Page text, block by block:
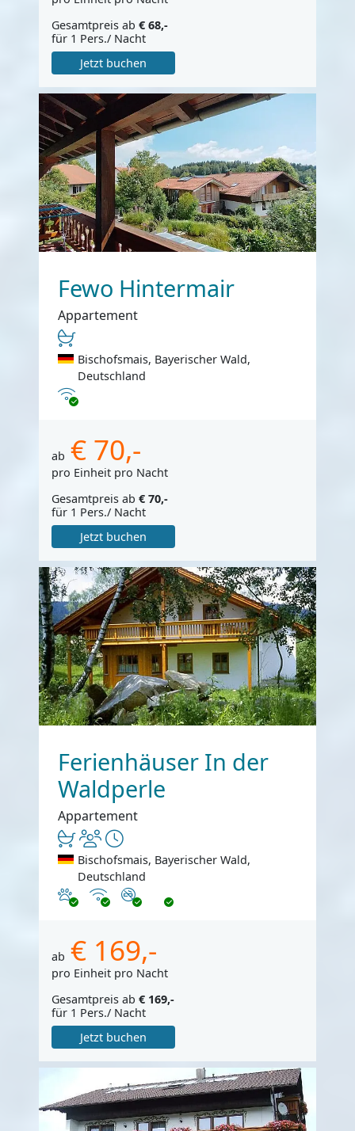
Gesamtpreis ab € 68,-
für 1 Pers./ Nacht
Jetzt buchen
Fewo Hintermair
Appartement
Bischofsmais, Bayerischer Wald,
Deutschland
Internet
ab € 70,-
pro Einheit pro Nacht
Gesamtpreis ab € 70,-
für 1 Pers./ Nacht
Jetzt buchen
Ferienhäuser In der
Waldperle
Appartement
Bischofsmais, Bayerischer Wald,
Deutschland
Haustiere erlaubt
InternetNichtraucher
ab € 169,-
pro Einheit pro Nacht
Gesamtpreis ab € 169,-
für 1 Pers./ Nacht
Jetzt buchen